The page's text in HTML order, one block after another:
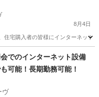
8月4日
住宅購入者の皆様にインターネッ
スタッフ
でのインターネット設備
可能！長期勤務可能！
ヴ